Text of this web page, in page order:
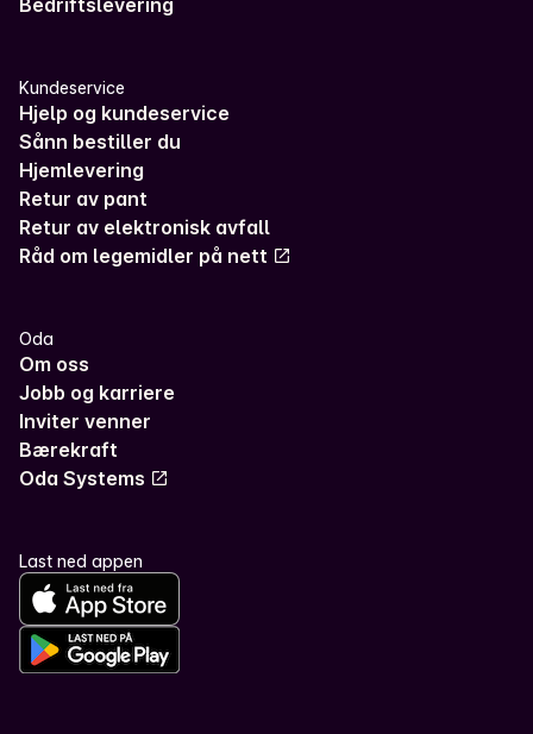
Bedriftslevering
Kundeservice
Hjelp og kundeservice
Sånn bestiller du
Hjemlevering
Retur av pant
Retur av elektronisk avfall
Råd om legemidler på nett
Oda
Om oss
Jobb og karriere
Inviter venner
Bærekraft
Oda Systems
Last ned appen